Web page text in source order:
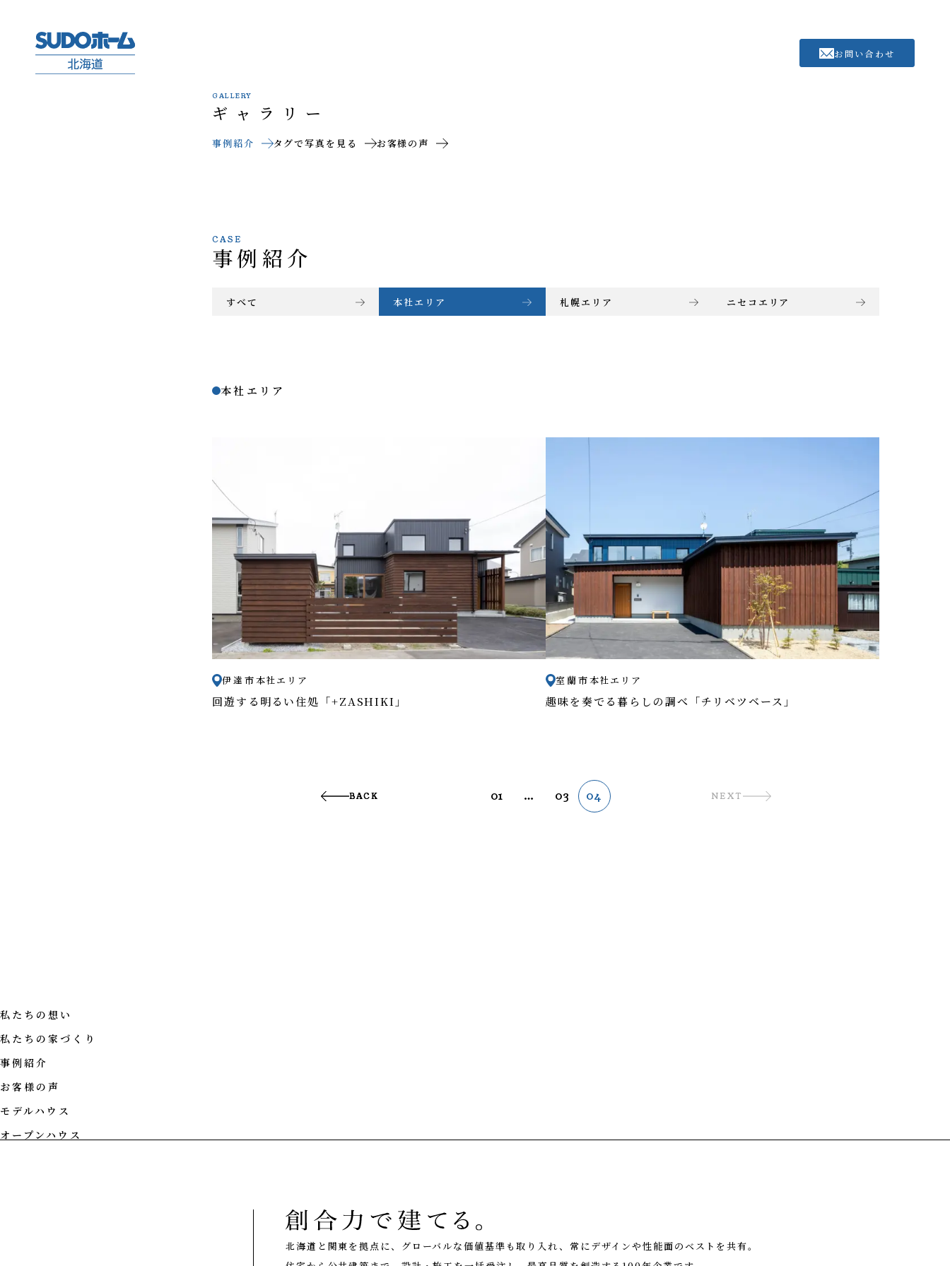
お問い合わせ
私たちの想い
お知らせ
EVENT
イベント情報
LIVE REPORT
GALLERY
ギャラリー
事例紹介 タグで写真を見る お客様の声
CASE
事例紹介
すべて 本社エリア 札幌エリア ニセコエリア
本社エリア
伊達市本社エリア
回遊する明るい住処「+ZASHIKI」
室蘭市本社エリア
趣味を奏でる暮らしの調べ「チリベツベース」
BACK
BACK 01 … 03 04 NEXT
私たちの想い
私たちの家づくり
事例紹介
お客様の声
モデルハウス
オープンハウス
北海道と関東を拠点に、グローバルな価値基準も取り入れ、常にデザインや性能面のベストを共有。